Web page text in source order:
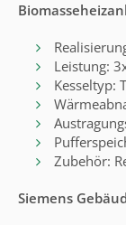
Leistung:
Kesseltyp:
Zubehör:
Siemens